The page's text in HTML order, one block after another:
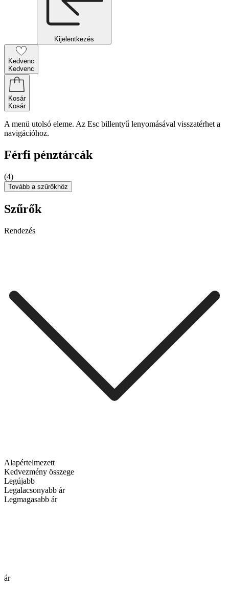
Kijelentkezés
Kedvenc
Kedvenc
Kosár
Kosár
A menü utolsó eleme. Az Esc billentyű lenyomásával visszatérhet a
navigációhoz.
Férfi pénztárcák
(4)
Tovább a szűrőkhöz
Szűrők
Rendezés
Alapértelmezett
Kedvezmény összege
Legújabb
Legalacsonyabb ár
Legmagasabb ár
ár